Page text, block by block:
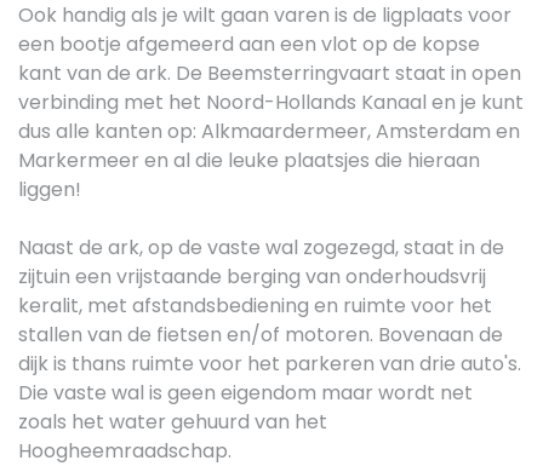
Ook handig als je wilt gaan varen is de ligplaats voor
een bootje afgemeerd aan een vlot op de kopse
kant van de ark. De Beemsterringvaart staat in open
verbinding met het Noord-Hollands Kanaal en je kunt
dus alle kanten op: Alkmaardermeer, Amsterdam en
Markermeer en al die leuke plaatsjes die hieraan
liggen!
Naast de ark, op de vaste wal zogezegd, staat in de
zijtuin een vrijstaande berging van onderhoudsvrij
keralit, met afstandsbediening en ruimte voor het
stallen van de fietsen en/of motoren. Bovenaan de
dijk is thans ruimte voor het parkeren van drie auto's.
Die vaste wal is geen eigendom maar wordt net
zoals het water gehuurd van het
Hoogheemraadschap.